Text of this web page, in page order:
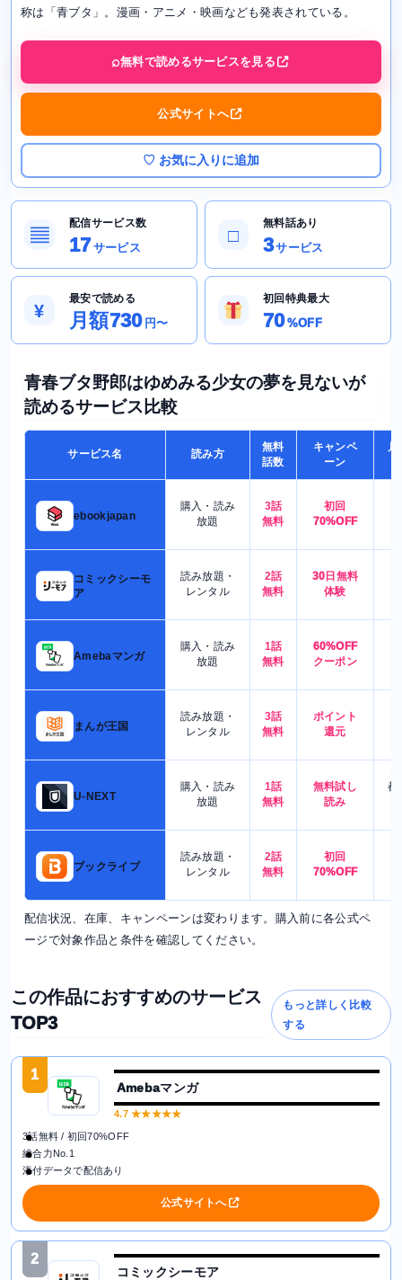
称は「青ブタ」。漫画・アニメ・映画なども発表されている。
無料で読めるサービスを見る
公式サイトへ
♡ お気に入りに追加
▤
配信サービス数
17サービス
□
無料話あり
3サービス
¥
最安で読める
月額730 円〜
初回特典最大
70%OFF
青春ブタ野郎はゆめみる少女の夢を見ないが
読めるサービス比較
サービス名 読み方
無料
話数
キャンペ
ーン
月
ebookjapan
購入・読み
放題
3話
無料
初回
70%OFF
コミックシーモ
ア
読み放題・
レンタル
2話
無料
30日無料
体験
Amebaマンガ
購入・読み
放題
1話
無料
60%OFF
クーポン
まんが王国
読み放題・
レンタル
3話
無料
ポイント
還元
U-NEXT
購入・読み
放題
1話
無料
無料試し
読み
都
ブックライブ
読み放題・
レンタル
2話
無料
初回
70%OFF
配信状況、在庫、キャンペーンは変わります。購入前に各公式ペ
ージで対象作品と条件を確認してください。
この作品におすすめのサービス
TOP3
もっと詳しく比較
する
1
Amebaマンガ
4.7★★★★★
3話無料 / 初回70%OFF
総合力No.1
添付データで配信あり
公式サイトへ
2
コミックシーモア